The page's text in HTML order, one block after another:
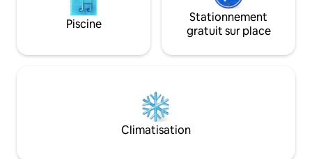
Piscine
Stationnement
gratuit sur place
Climatisation